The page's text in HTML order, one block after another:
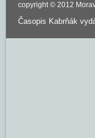
copyright © 2012
Časopis Kabrňák